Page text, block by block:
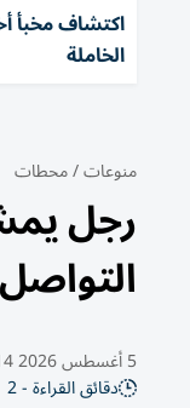
اكتشاف مخبأ
الخاملة
منوعات/محطات
رجل
التواصل
5 أغسطس 2026 19:14 مساء
دقائق القراءة - 2